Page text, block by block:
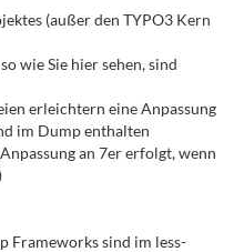
(außer den TYPO3 Kern
wie Sie hier sehen, sind
erleichtern eine Anpassung
im Dump enthalten
an 7er erfolgt, wenn
Frameworks sind im less-